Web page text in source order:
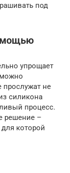
под
упрощает
не
силикона
процесс.
решение –
которой